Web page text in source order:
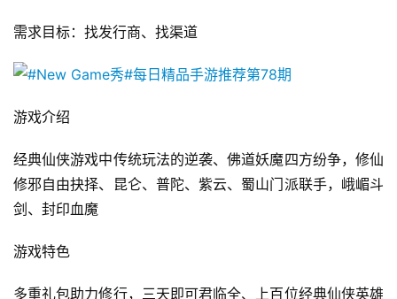
需求目标：找发行商、找渠道
游戏介绍
经典仙侠游戏中传统玩法的逆袭、佛道妖魔四方纷争，修仙
修邪自由抉择、昆仑、普陀、紫云、蜀山门派联手，峨嵋斗
剑、封印血魔
游戏特色
多重礼包助力修行，三天即可君临全、上百位经典仙侠英雄